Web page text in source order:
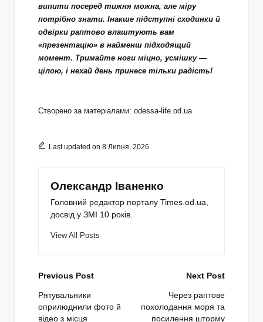
випити посеред тижня можна, але міру
потрібно знати. Інакше підступні сходинки й
одвірки раптово влаштують вам
«презентацію» в найменш підходящий
момент. Тримайте ноги міцно, усмішку —
цілою, і нехай день принесе тільки радість!
Створено за матеріалами: odessa-life.od.ua
Last updated on 8 Липня, 2026
Олександр Іваненко
Головний редактор порталу Times.od.ua,
досвід у ЗМІ 10 років.
View All Posts
Post
navigation
Previous Post
Рятувальники
оприлюднили фото й
відео з місця
Next Post
Через раптове
похолодання моря та
посилення шторму